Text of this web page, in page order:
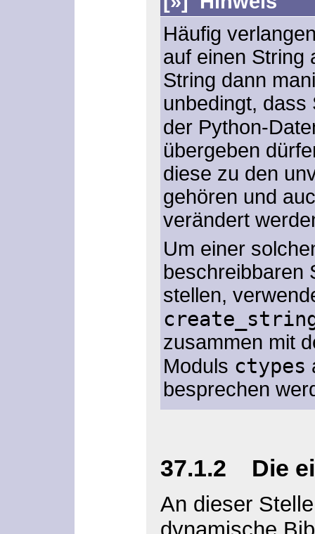
Häufig
auf einen String
String dann
unbedingt, dass
der Python-
übergeben
diese zu den
gehören und
verändert
Um einer
beschreibbaren
stellen,
zusammen mit
Moduls ctypes
besprechen
37.1.2 Die
An dieser